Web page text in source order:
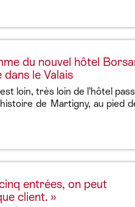
du nouvel hôtel
le Valais
loin, très loin de l’hôtel
de Martigny, au pied
entrées, on peut
client. »